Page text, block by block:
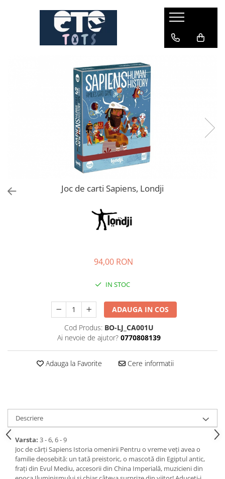
CĂRUCIOARE & SCAUNE AUTO
cărucioare U-GROW
scaune auto pentru avion
accesorii cărucioare
accesorii scaun auto
accesorii scaun avion
Joc de carti Sapiens, Londji
94,00 RON
IN STOC
ADAUGA IN COS
Cod Produs: BO-LJ_CA001U
Ai nevoie de ajutor? 0770808139
Adauga la Favorite Cere informatii
Descriere
Varsta: 3 - 6, 6 - 9
Joc de cărți Sapiens Istoria omenirii Pentru o vreme veți avea o
familie deosebită: un tată preistoric, o mascotă din Egiptul antic,
frați din Evul Mediu, accesorii din China Imperială, muzicieni din